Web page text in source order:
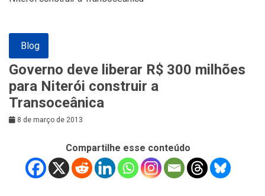
Blog
Governo deve liberar R$ 300 milhões
para Niterói construir a
Transoceânica
8 de março de 2013
Compartilhe esse conteúdo